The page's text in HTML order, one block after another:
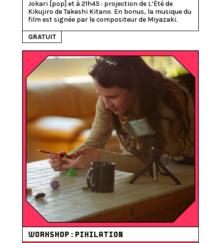
Jokari [pop] et à 21h45 : projection de L’Été de
Kikujiro de Takeshi Kitano. En bonus, la musique du
GRATUIT
WORKSHOP : PIXILATION